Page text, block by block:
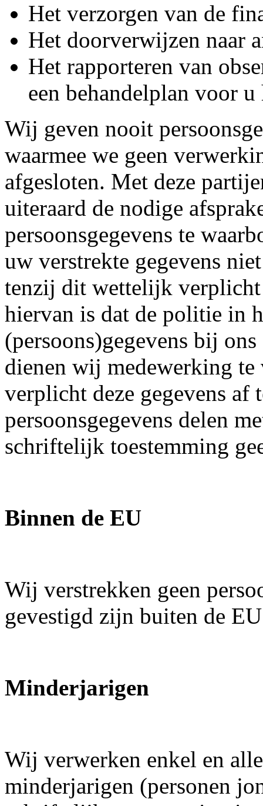
Het verzorgen van de
Het doorverwijzen naar
Het rapporteren van
een behandelplan voor
Wij geven nooit
waarmee we geen
afgesloten. Met deze
uiteraard de nodige
persoonsgegevens te
uw verstrekte gegevens
tenzij dit wettelijk verplicht
hiervan is dat de politie in
(persoons)gegevens bij
dienen wij medewerking
verplicht deze gegevens af
persoonsgegevens delen
schriftelijk toestemming
Binnen de EU
Wij verstrekken geen
gevestigd zijn buiten de
Minderjarigen
Wij verwerken enkel en
minderjarigen (personen